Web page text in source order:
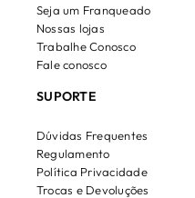
Seja um Franqueado
Nossas lojas
Trabalhe Conosco
Fale conosco
SUPORTE
Dúvidas Frequentes
Regulamento
Política Privacidade
Trocas e Devoluções